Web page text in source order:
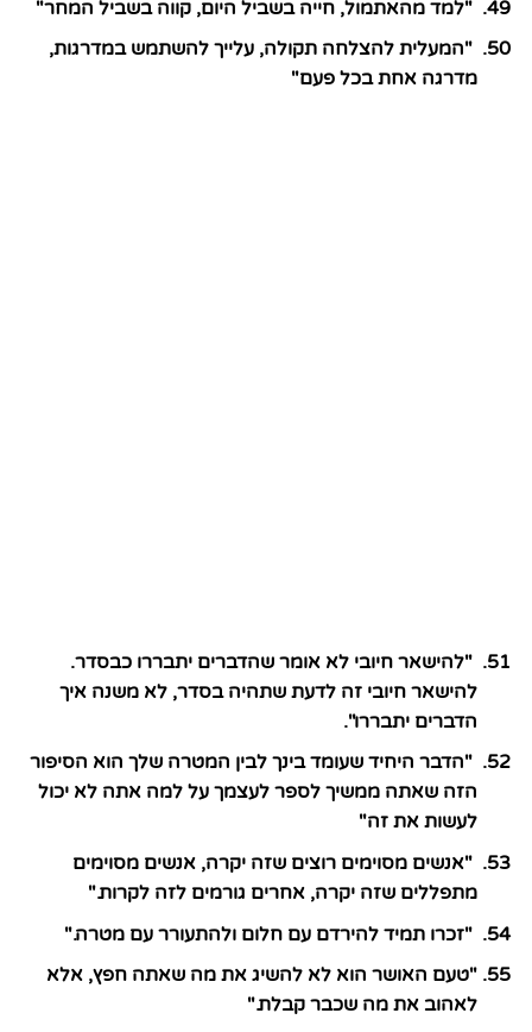
"למד מהאתמול, חייה בשביל היום, קווה בשביל המחר"
"המעלית להצלחה תקולה, עלייך להשתמש במדרגות,
מדרגה אחת בכל פעם"
"להישאר חיובי לא אומר שהדברים יתבררו כבסדר.
להישאר חיובי זה לדעת שתהיה בסדר, לא משנה איך
הדברים יתבררו".
"הדבר היחיד שעומד בינך לבין המטרה שלך הוא הסיפור
הזה שאתה ממשיך לספר לעצמך על למה אתה לא יכול
לעשות את זה"
"אנשים מסוימים רוצים שזה יקרה, אנשים מסוימים
מתפללים שזה יקרה, אחרים גורמים לזה לקרות."
"זכרו תמיד להירדם עם חלום ולהתעורר עם מטרה."
"טעם האושר הוא לא להשיג את מה שאתה חפץ, אלא
לאהוב את מה שכבר קבלת."